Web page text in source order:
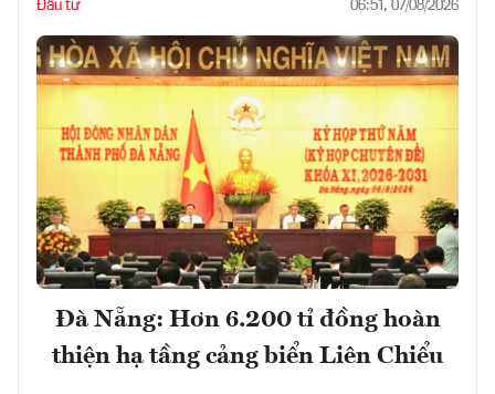
Đầu tư 06:51, 07/08/2026
Đà Nẵng: Hơn 6.200 tỉ đồng hoàn
thiện hạ tầng cảng biển Liên Chiểu